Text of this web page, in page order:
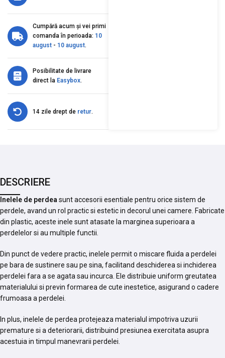
Cumpără acum și vei primi
comanda în perioada: 10
august - 10 august.
Posibilitate de livrare
direct la Easybox.
14 zile drept de retur.
DESCRIERE
Inelele de perdeasunt accesorii esentiale pentru orice sistem de
perdele, avand un rol practic si estetic in decorul unei camere. Fabricate
din plastic, aceste inele sunt atasate la marginea superioara a
perdelelor si au multiple functii.
Din punct de vedere practic, inelele permit o miscare fluida a perdelei
pe bara de sustinere sau pe sina, facilitand deschiderea si inchiderea
perdelei fara a se agata sau incurca. Ele distribuie uniform greutatea
materialului si previn formarea de cute inestetice, asigurand o cadere
frumoasa a perdelei.
In plus, inelele de perdea protejeaza materialul impotriva uzurii
premature si a deteriorarii, distribuind presiunea exercitata asupra
acestuia in timpul manevrarii perdelei.